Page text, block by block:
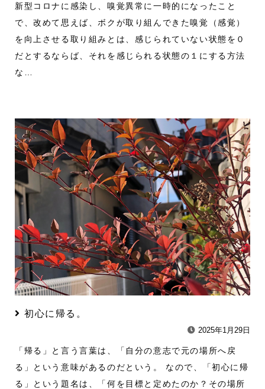
新型コロナに感染し、嗅覚異常に一時的になったこと
で、改めて思えば、ボクが取り組んできた嗅覚（感覚）
を向上させる取り組みとは、感じられていない状態を０
だとするならば、それを感じられる状態の１にする方法
な…
初心に帰る。
2025年1月29日
「帰る」と言う言葉は、「自分の意志で元の場所へ戻
る」という意味があるのだという。 なので、「初心に帰
る」という題名は、「何を目標と定めたのか？その場所